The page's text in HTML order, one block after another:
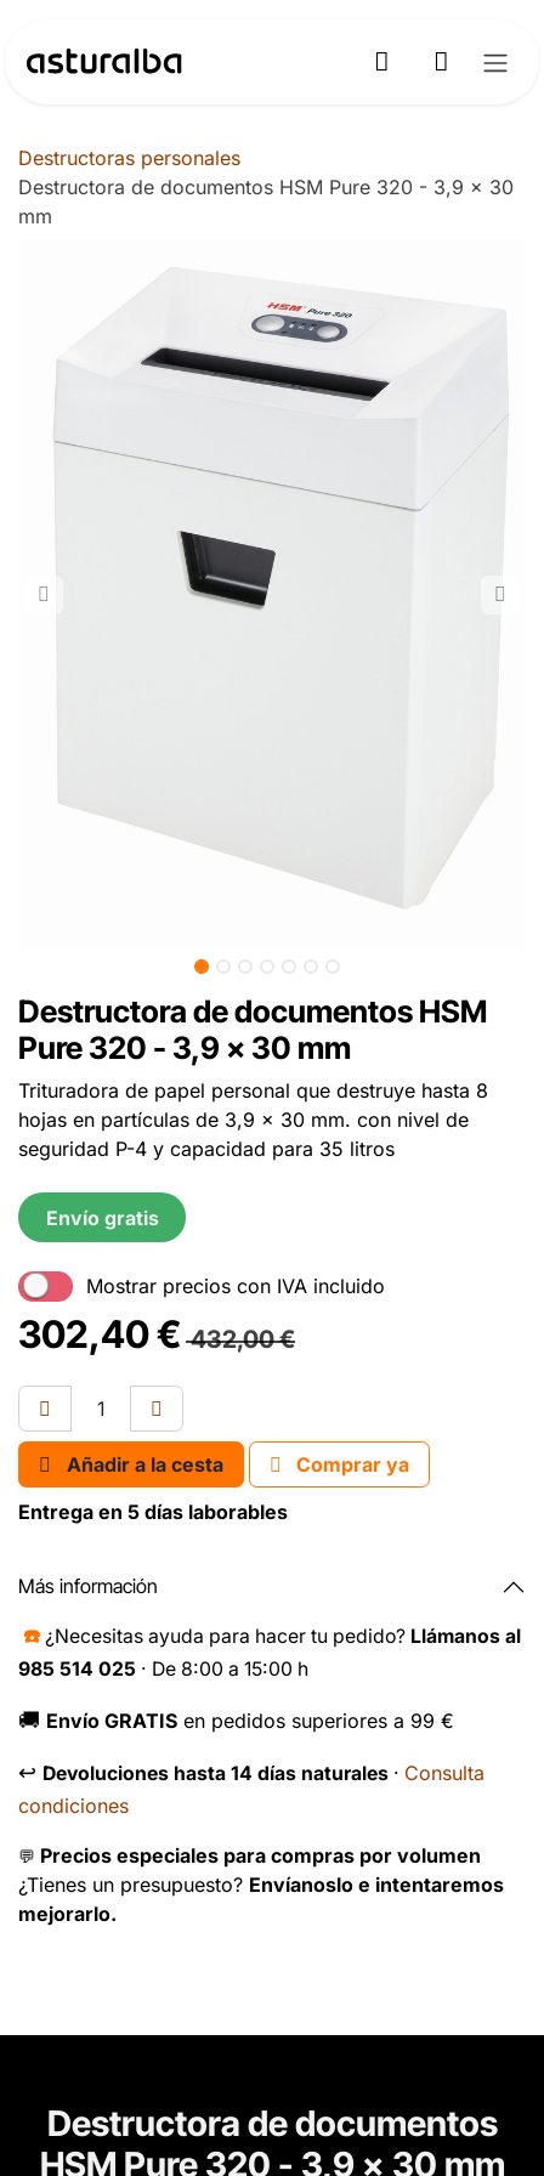
Destructoras personales
Destructora de documentos HSM Pure 320 - 3,9 x 30
mm
Destructora de documentos HSM
Pure 320 - 3,9 x 30 mm
Trituradora de papel personal que destruye hasta 8
hojas en partículas de 3,9 x 30 mm. con nivel de
seguridad P-4 y capacidad para 35 litros
Envío gratis
Mostrar precios con IVA incluido
302,40€ 432,00€
Añadir a la cesta
Comprar ya
Entrega en 5 días laborables
Más información
☎️ ¿Necesitas ayuda para hacer tu pedido? Llámanos al
985 514 025 · De 8:00 a 15:00 h
🚚 Envío GRATIS en pedidos superiores a 99 €
↩️ Devoluciones hasta 14 días naturales · Consulta
condiciones
💬 Precios especiales para compras por volumen
¿Tienes un presupuesto? Envíanoslo e intentaremos
mejorarlo.
Destructora de documentos
HSM Pure 320 - 3,9 x 30 mm